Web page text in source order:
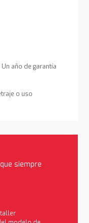
año de garantía
o uso
siempre